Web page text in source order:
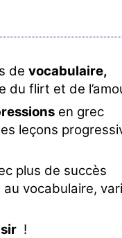
de vocabulaire,
du flirt et de
en grec
leçons
plus de succès
vocabulaire,
!